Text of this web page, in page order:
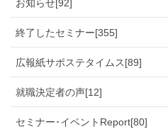
お知らせ[92]
終了したセミナー[355]
広報紙サポステタイムス[89]
就職決定者の声[12]
セミナー･イベントReport[80]